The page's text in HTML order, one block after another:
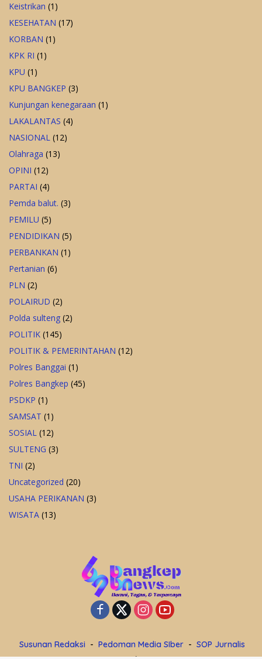
Keistrikan (1)
KESEHATAN (17)
KORBAN (1)
KPK RI (1)
KPU (1)
KPU BANGKEP (3)
Kunjungan kenegaraan (1)
LAKALANTAS (4)
NASIONAL (12)
Olahraga (13)
OPINI (12)
PARTAI (4)
Pemda balut. (3)
PEMILU (5)
PENDIDIKAN (5)
PERBANKAN (1)
Pertanian (6)
PLN (2)
POLAIRUD (2)
Polda sulteng (2)
POLITIK (145)
POLITIK & PEMERINTAHAN (12)
Polres Banggai (1)
Polres Bangkep (45)
PSDKP (1)
SAMSAT (1)
SOSIAL (12)
SULTENG (3)
TNI (2)
Uncategorized (20)
USAHA PERIKANAN (3)
WISATA (13)
Susunan Redaksi Pedoman Media SIber
SOP Jurnalis